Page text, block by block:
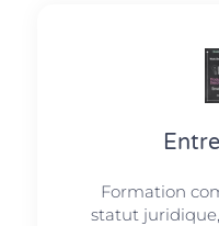
Formation
statut